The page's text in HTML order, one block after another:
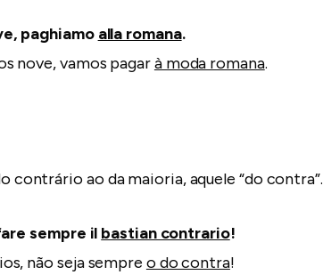
paghiamo alla romana.
nove, vamos pagarà moda romana.
contrário ao da maioria, aquele “do contra”.
sempre il bastian contrario!
não seja sempre o do contra!